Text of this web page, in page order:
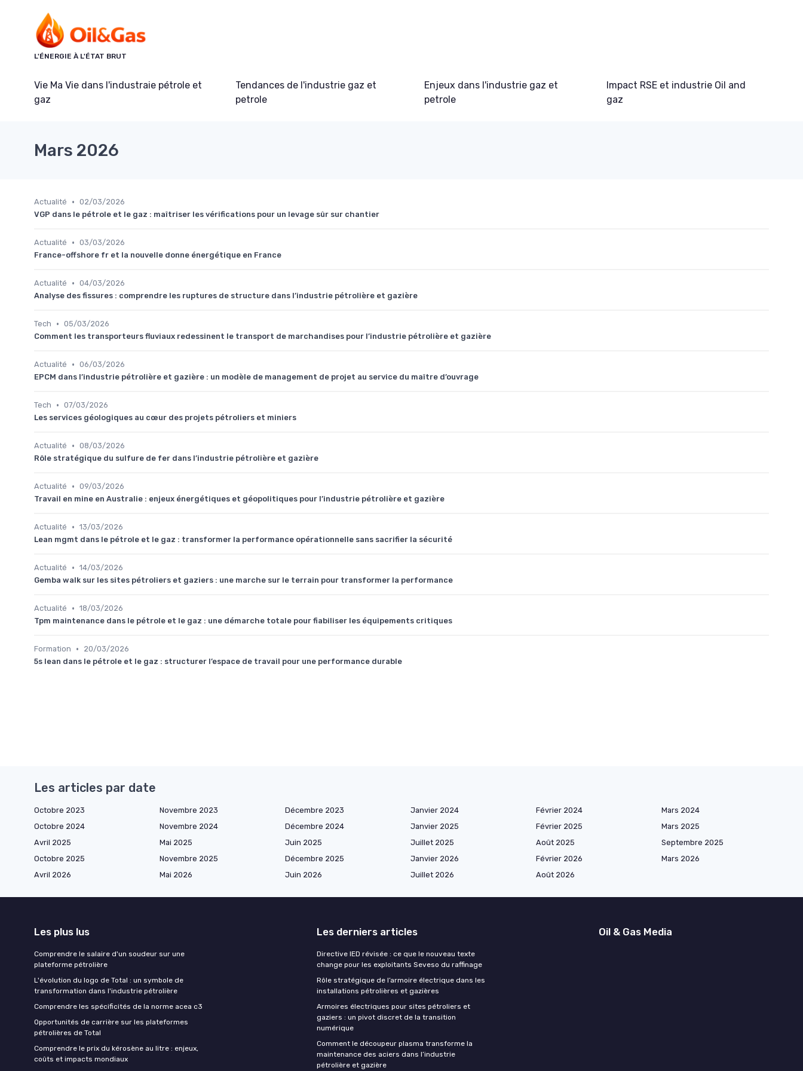
L'ÉNERGIE À L'ÉTAT BRUT
Vie Ma Vie dans l'industraie pétrole et
gaz
Tendances de l'industrie gaz et
petrole
Enjeux dans l'industrie gaz et
petrole
Impact RSE et industrie Oil and
gaz
Mars 2026
Actualité • 02/03/2026
VGP dans le pétrole et le gaz : maîtriser les vérifications pour un levage sûr sur chantier
Actualité • 03/03/2026
France-offshore fr et la nouvelle donne énergétique en France
Actualité • 04/03/2026
Analyse des fissures : comprendre les ruptures de structure dans l’industrie pétrolière et gazière
Tech • 05/03/2026
Comment les transporteurs fluviaux redessinent le transport de marchandises pour l’industrie pétrolière et gazière
Actualité • 06/03/2026
EPCM dans l’industrie pétrolière et gazière : un modèle de management de projet au service du maître d’ouvrage
Tech • 07/03/2026
Les services géologiques au cœur des projets pétroliers et miniers
Actualité • 08/03/2026
Rôle stratégique du sulfure de fer dans l’industrie pétrolière et gazière
Actualité • 09/03/2026
Travail en mine en Australie : enjeux énergétiques et géopolitiques pour l’industrie pétrolière et gazière
Actualité • 13/03/2026
Lean mgmt dans le pétrole et le gaz : transformer la performance opérationnelle sans sacrifier la sécurité
Actualité • 14/03/2026
Gemba walk sur les sites pétroliers et gaziers : une marche sur le terrain pour transformer la performance
Actualité • 18/03/2026
Tpm maintenance dans le pétrole et le gaz : une démarche totale pour fiabiliser les équipements critiques
Formation •
20/03/2026
5s lean dans le pétrole et le gaz : structurer l’espace de travail pour une performance durable
Les articles par date
Octobre 2023 Novembre 2023 Décembre 2023 Janvier 2024 Février 2024
Mars 2024
Octobre 2024
Novembre 2024 Décembre 2024 Janvier 2025 Février 2025
Mars 2025
Avril 2025
Mai 2025 Juin 2025 Juillet 2025 Août 2025
Septembre 2025
Octobre 2025
Novembre 2025 Décembre 2025 Janvier 2026 Février 2026
Mars 2026
Avril 2026
Mai 2026 Juin 2026 Juillet 2026 Août 2026
Les plus lus
Comprendre le salaire d'un soudeur sur une
plateforme pétrolière
L'évolution du logo de Total : un symbole de
transformation dans l'industrie pétrolière
Comprendre les spécificités de la norme acea c3
Opportunités de carrière sur les plateformes
pétrolières de Total
Comprendre le prix du kérosène au litre : enjeux,
coûts et impacts mondiaux
Les derniers articles
Directive IED révisée : ce que le nouveau texte
change pour les exploitants Seveso du raffinage
Rôle stratégique de l’armoire électrique dans les
installations pétrolières et gazières
Armoires électriques pour sites pétroliers et
gaziers : un pivot discret de la transition
numérique
Comment le découpeur plasma transforme la
maintenance des aciers dans l’industrie
pétrolière et gazière
Oil & Gas Media